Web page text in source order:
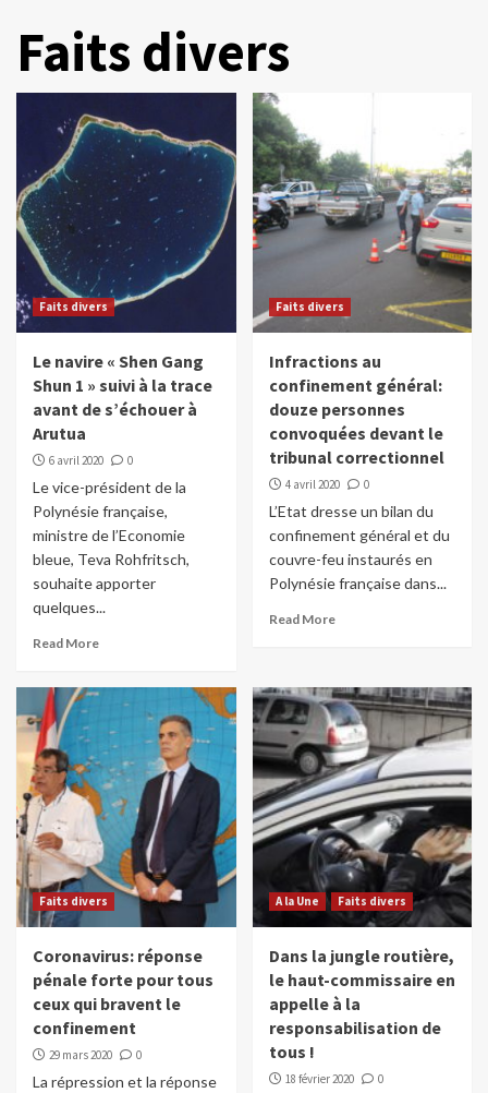
Faits divers
Faits divers
Le navire « Shen Gang
Shun 1 » suivi à la trace
avant de s’échouer à
Arutua
6 avril 2020 0
Le vice-président de la
Polynésie française,
ministre de l’Economie
bleue, Teva Rohfritsch,
souhaite apporter
quelques...
Read More
Faits divers
Infractions au
confinement général:
douze personnes
convoquées devant le
tribunal correctionnel
4 avril 2020 0
L’Etat dresse un bilan du
confinement général et du
couvre-feu instaurés en
Polynésie française dans...
Read More
Faits divers
Coronavirus: réponse
pénale forte pour tous
ceux qui bravent le
confinement
29 mars 2020 0
La répression et la réponse
A la Une Faits divers
Dans la jungle routière,
le haut-commissaire en
appelle à la
responsabilisation de
tous !
18 février 2020 0